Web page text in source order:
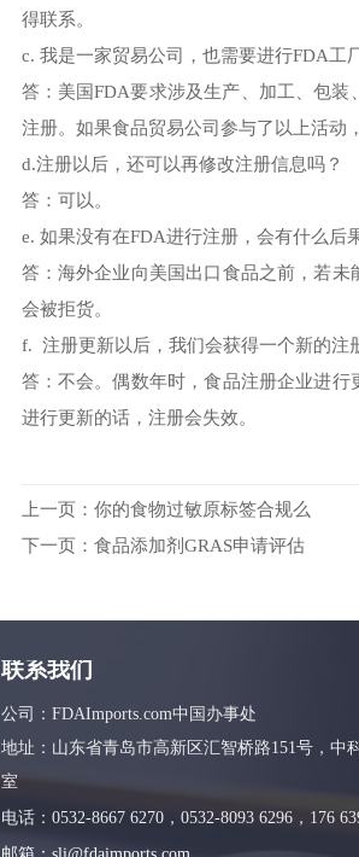
得联系。
c. 我是一家贸易公司，也需要进行FDA工
答：美国FDA要求涉及生产、加工、包
注册。如果食品贸易公司参与了以上活动
d.注册以后，还可以再修改注册信息吗？
答：可以。
e. 如果没有在FDA进行注册，会有什么后
答：海外企业向美国出口食品之前，若
会被拒货。
f. 注册更新以后，我们会获得一个新的注
答：不会。偶数年时，食品注册企业进
进行更新的话，注册会失效。
上一页： 你的食物过敏原标签合规么
下一页： 食品添加剂GRAS申请评估
联系我们
公司：FDAImports.com中国办事处
地址：山东省青岛市高新区汇智桥路151号，中
室
电话：0532-8667 6270，0532-8093 6296，176